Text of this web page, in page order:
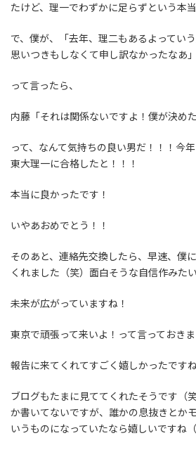
たけど、理一でわずかに足らずという本
で、僕が、「去年、理二もあるよってい
思いつきもしなくて申し訳なかったなあ」
って言ったら、
内藤「それは関係ないですよ！僕が決め
って、なんて気持ちの良い男だ！！！今
東大理一に合格したと！！！
本当に良かったです！
いやあおめでとう！！
そのあと、連絡先交換したら、早速、僕
くれました（笑）面白そうな自信作みた
未来が広がっていますね！
東京で頑張って来いよ！って言っておきま
報告に来てくれてすごく嬉しかったですね
ブログもたまに見ててくれたそうです（
か書いてないですが、誰かの息抜きとか
いうものになっていたなら嬉しいですね（